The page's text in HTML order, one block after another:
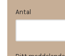
Antal